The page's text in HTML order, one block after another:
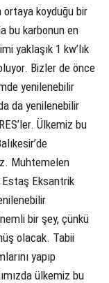
koyduğu bir
bu karbonun en
yaklaşık 1 kw’lık
Bizler de önce
yenilenebilir
da yenilenebilir
Ülkemiz bu
Muhtemelen
Estaş Eksantrik
bir şey, çünkü
olacak. Tabii
yapıp
ülkemiz bu